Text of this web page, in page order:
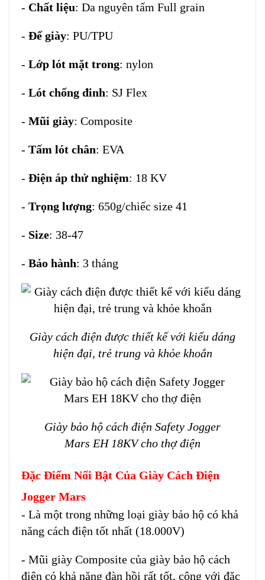
- Chất liệu: Da nguyên tấm Full grain
- Đế giày: PU/TPU
- Lớp lót mặt trong: nylon
- Lót chống đinh: SJ Flex
- Mũi giày: Composite
- Tấm lót chân: EVA
- Điện áp thử nghiệm: 18 KV
- Trọng lượng: 650g/chiếc size 41
- Size: 38-47
- Bảo hành: 3 tháng
Giày cách điện được thiết kế với kiểu dáng
hiện đại, trẻ trung và khỏe khoắn
Giày bảo hộ cách điện Safety Jogger
Mars EH 18KV cho thợ điện
Đặc Điểm Nổi Bật Của Giày Cách Điện
Jogger Mars
- Là một trong những loại giày bảo hộ có khả
năng cách điện tốt nhất (18.000V)
- Mũi giày Composite của giày bảo hộ cách
điện có khả năng đàn hồi rất tốt, cộng với đặc